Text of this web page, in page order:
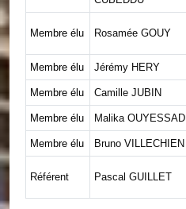
Membre élu Rosamée GOUY
Membre élu Jérémy HERY
Membre élu Camille JUBIN
Membre élu Malika OUYESSAD
Membre élu Bruno VILLECHIEN
Référent Pascal GUILLET